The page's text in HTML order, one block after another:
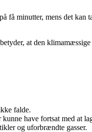
minutter, mens det kan
at den
falde.
have fortsat med at
og uforbrændte gasser.